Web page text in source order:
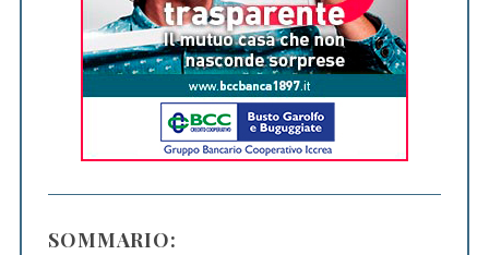
SOMMARIO: